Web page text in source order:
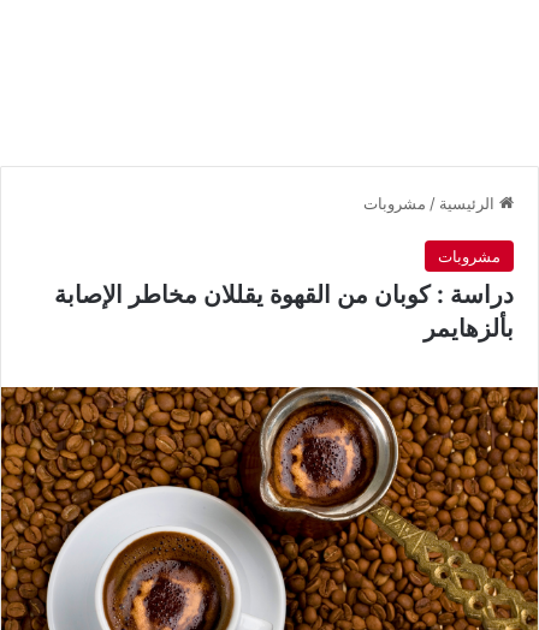
الرئيسية / مشروبات
مشروبات
دراسة : كوبان من القهوة يقللان مخاطر الإصابة
بألزهايمر